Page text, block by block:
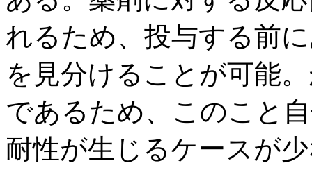
れるため、投与する前
を見分けることが可能
であるため、このこと
耐性が生じるケースが